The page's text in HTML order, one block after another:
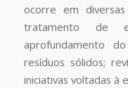
ocorre em
tratamento de
aprofundamento
resíduos sólidos;
iniciativas voltadas à